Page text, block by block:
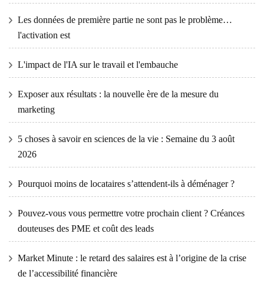
Les données de première partie ne sont pas le problème…
l'activation est
L'impact de l'IA sur le travail et l'embauche
Exposer aux résultats : la nouvelle ère de la mesure du
marketing
5 choses à savoir en sciences de la vie : Semaine du 3 août
2026
Pourquoi moins de locataires s’attendent-ils à déménager ?
Pouvez-vous vous permettre votre prochain client ? Créances
douteuses des PME et coût des leads
Market Minute : le retard des salaires est à l’origine de la crise
de l’accessibilité financière